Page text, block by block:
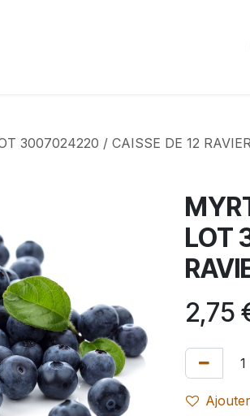
Contactez-
3007024220 / CAISSE DE 12
LOT
2,75